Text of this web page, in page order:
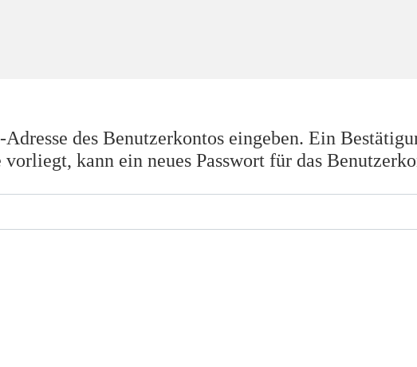
des Benutzerkontos eingeben. Ein
vorliegt, kann ein neues Passwort für das